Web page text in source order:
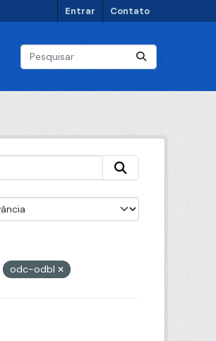
Entrar Contato
odc-odbl